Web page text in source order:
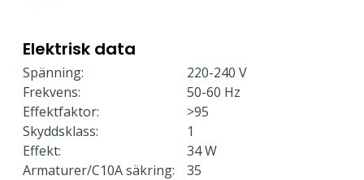
Elektrisk data
Spänning:
220-240 V
Frekvens:
50-60 Hz
Effektfaktor:
>95
Skyddsklass:
1
Effekt:
34 W
Armaturer/C10A säkring:
35